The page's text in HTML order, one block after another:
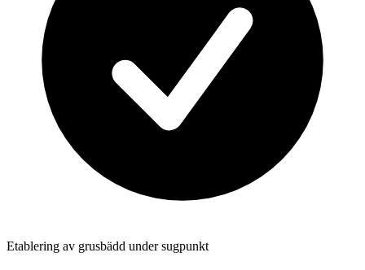
Etablering av grusbädd under sugpunkt